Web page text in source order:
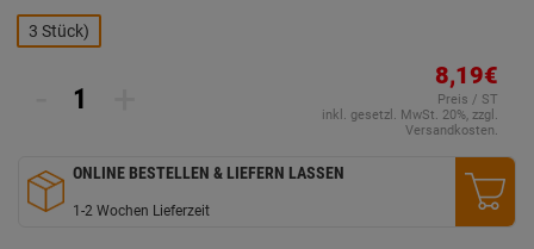
3 Stück)
8,19€
Preis / ST
inkl. gesetzl. MwSt. 20%, zzgl.
Versandkosten.
ONLINE BESTELLEN & LIEFERN LASSEN
1-2 Wochen Lieferzeit